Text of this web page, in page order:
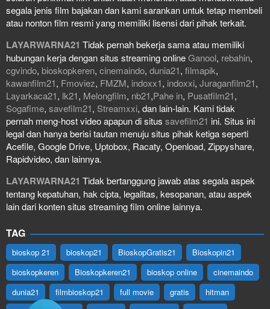
segala jenis film bajakan dan kami sarankan untuk tetap membeli
atau nonton film resmi yang memiliki lisensi dari pihak terkait.
LAYARWARNA21 Tidak pernah bekerja sama atau memiliki
hubungan kerja dengan situs streaming onlineGanool, rebahin,
cgvindo, bioskopkeren, cinemaindo, dunia21, filmapik,
kawanfilm21, Fmoviez, FMZM, indoxx1, indoxxi, Juraganfilm21,
Layarkaca21, lk21, Melongfilm, nb21,Pahe in, Pusatfilm21,
Sogafime, savefilm21, Streamxxi, dan lain-lain. Kami tidak
pernah meng-host video apapun di situs savefilm21 ini. Situs ini
legal dan hanya berisi tautan menuju situs pihak ketiga seperti
Acefile, Google Drive, Uptobox, Racaty, Openload, Zippyshare,
Rapidvideo, dan lainnya.
LAYARWARNA21 Tidak bertanggung jawab atas segala aspek
tentang kepatuhan, hak cipta, legalitas, kesopanan, atau aspek
lain dari konten situs streaming film online lainnya.
TAG
bioskop 21 bioskop21 BioskopGratis21
Bioskopin21
bioskopkeren
Bioskopkeren21 bioskop online
cinemaindo
dunia21
filmbioskop21 full movie gratis
hitman